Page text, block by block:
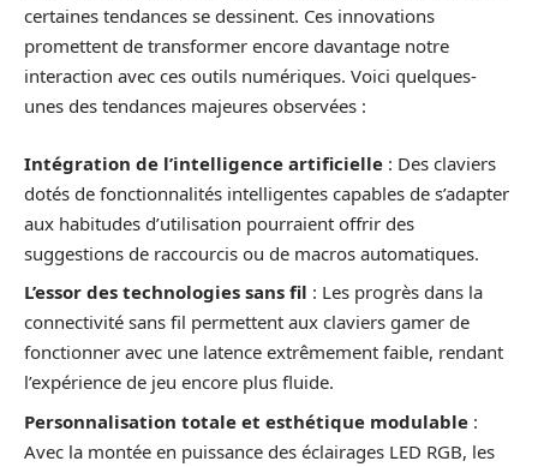
certaines tendances se dessinent. Ces innovations
promettent de transformer encore davantage notre
interaction avec ces outils numériques. Voici quelques-
unes des tendances majeures observées :
Intégration de l’intelligence artificielle : Des claviers
dotés de fonctionnalités intelligentes capables de s’adapter
aux habitudes d’utilisation pourraient offrir des
suggestions de raccourcis ou de macros automatiques.
L’essor des technologies sans fil : Les progrès dans la
connectivité sans fil permettent aux claviers gamer de
fonctionner avec une latence extrêmement faible, rendant
l’expérience de jeu encore plus fluide.
Personnalisation totale et esthétique modulable :
Avec la montée en puissance des éclairages LED RGB, les